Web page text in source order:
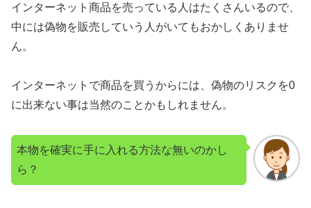
インターネット商品を売っている人はたくさんいるので、
中には偽物を販売していう人がいてもおかしくありませ
ん。
インターネットで商品を買うからには、偽物のリスクを0
に出来ない事は当然のことかもしれません。
本物を確実に手に入れる方法な無いのかし
ら？